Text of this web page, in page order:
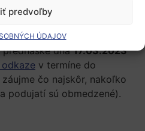
predvoľby
ÚDAJOV
dňa16.03.2023
prednáške dňa17.03.2023
v termíne do
čo najskôr, nakoľko
podujatí sú obmedzené).